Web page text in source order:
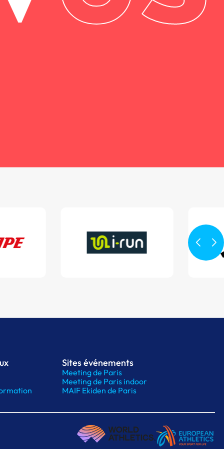
Sites événements
Meeting de Paris
Meeting de Paris indoor
MAIF Ekiden de Paris